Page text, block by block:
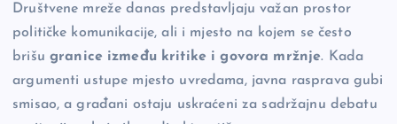
Društvene mreže danas predstavljaju važan prostor
političke komunikacije, ali i mjesto na kojem se često
brišu granice između kritike i govora mržnje. Kada
argumenti ustupe mjesto uvredama, javna rasprava gubi
smisao, a građani ostaju uskraćeni za sadržajnu debatu